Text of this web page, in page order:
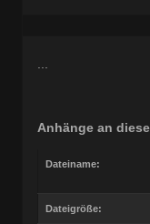
Anhänge an
Dateiname:
Dateigröße: